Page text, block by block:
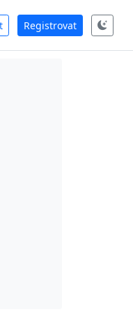
Registrovat